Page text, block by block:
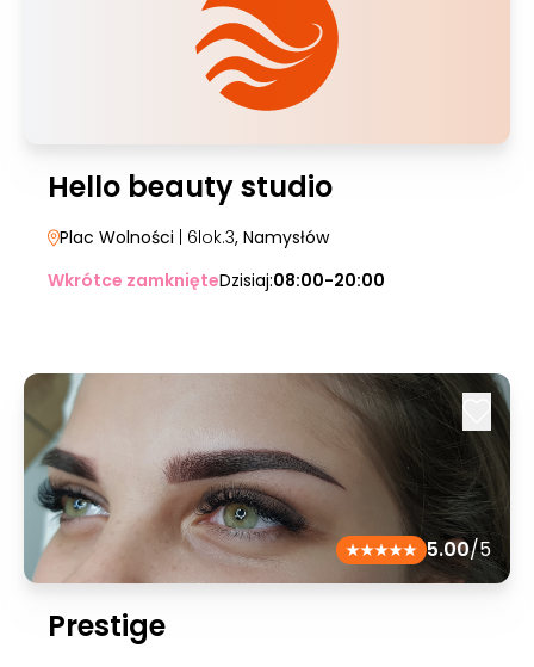
Hello beauty studio
Plac Wolności | 6lok.3, Namysłów
Wkrótce zamknięteDzisiaj:08:00-20:00
5.00/5
Prestige